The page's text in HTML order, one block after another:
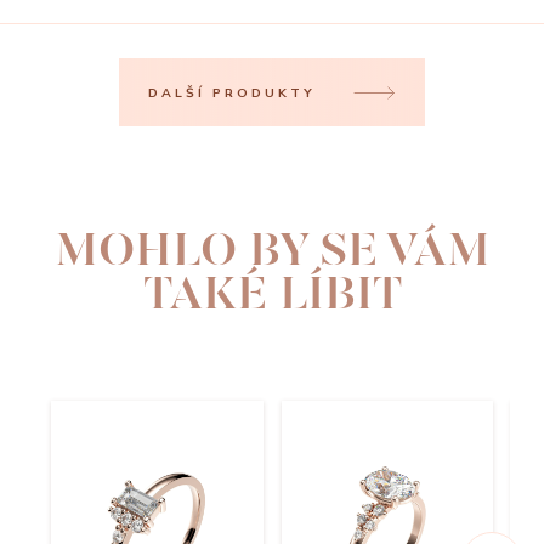
DALŠÍ PRODUKTY
MOHLO BY SE VÁM
TAKÉ LÍBIT